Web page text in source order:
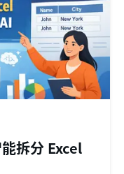
拆分 Excel